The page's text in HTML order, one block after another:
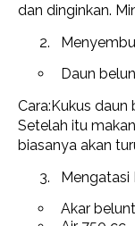
dan dinginkan.
Daun
Cara:Kukus
Setelah itu
biasanya akan
Mengatasi
Akar